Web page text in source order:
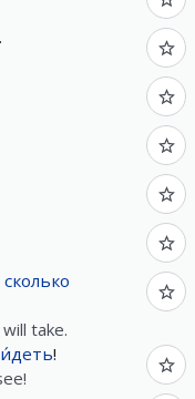
.
сколько
take.
!